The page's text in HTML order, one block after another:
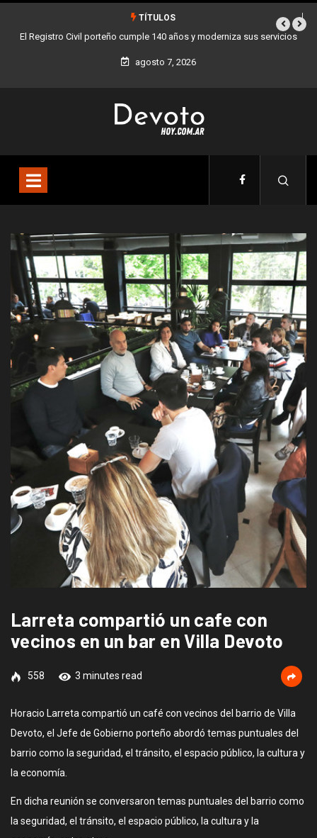
TÍTULOS
servicios Buenos Aires sumó 12 nuevos Bares Notables y ya son 90 en toda
la Ciudad
agosto 7, 2026
Larreta compartió un cafe con
vecinos en un bar en Villa Devoto
558 3 minutes read
Horacio Larreta compartió un café con vecinos del barrio de Villa
Devoto, el Jefe de Gobierno porteño abordó temas puntuales del
barrio como la seguridad, el tránsito, el espacio público, la cultura y
la economía.
En dicha reunión se conversaron temas puntuales del barrio como
la seguridad, el tránsito, el espacio público, la cultura y la